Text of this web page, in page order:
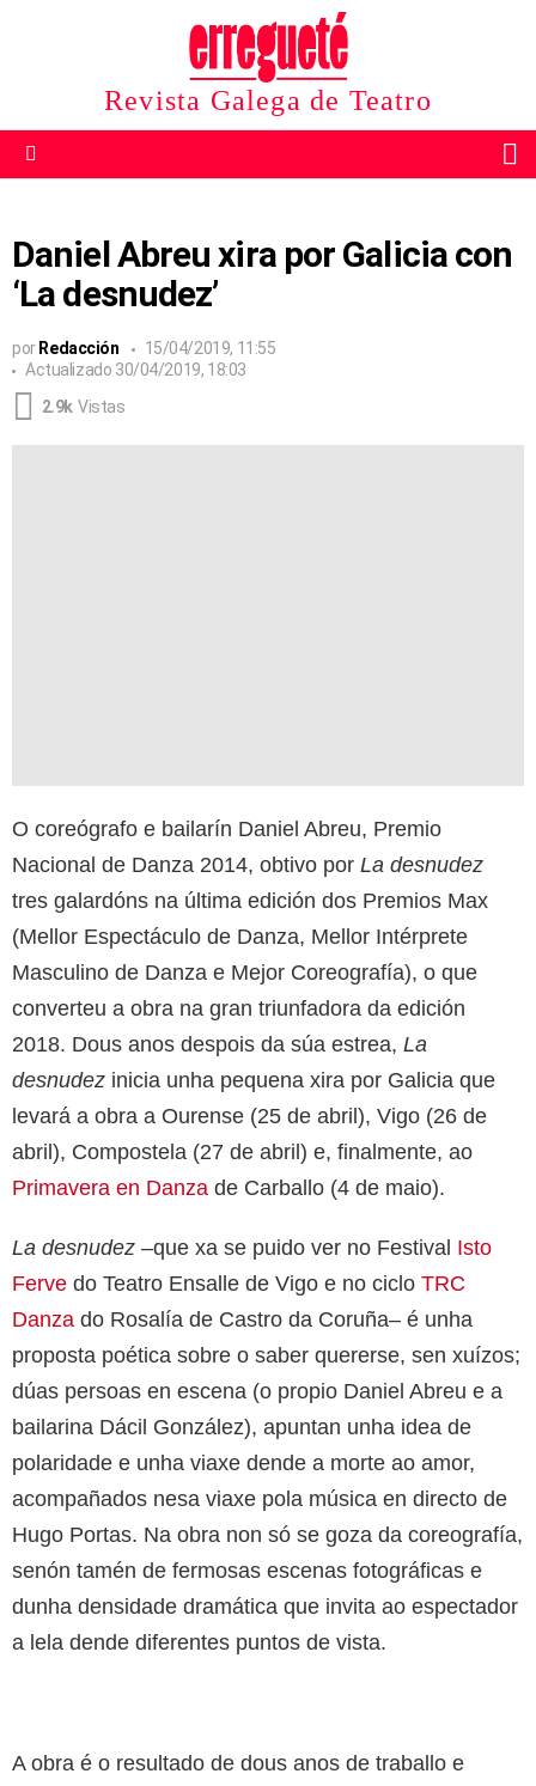
Revista Galega de Teatro
Daniel Abreu xira por Galicia con
‘La desnudez’
por Redacción
15/04/2019, 11:55
Actualizado 30/04/2019, 18:03
2.9k Vistas
O coreógrafo e bailarín Daniel Abreu, Premio
Nacional de Danza 2014, obtivo por La desnudez
tres galardóns na última edición dos Premios Max
(Mellor Espectáculo de Danza, Mellor Intérprete
Masculino de Danza e Mejor Coreografía), o que
converteu a obra na gran triunfadora da edición
2018. Dous anos despois da súa estrea, La
desnudez inicia unha pequena xira por Galicia que
levará a obra a Ourense (25 de abril), Vigo (26 de
abril), Compostela (27 de abril) e, finalmente, ao
Primavera en Danza de Carballo (4 de maio).
La desnudez –que xa se puido ver no Festival Isto
Ferve do Teatro Ensalle de Vigo e no ciclo TRC
Danza do Rosalía de Castro da Coruña– é unha
proposta poética sobre o saber quererse, sen xuízos;
dúas persoas en escena (o propio Daniel Abreu e a
bailarina Dácil González), apuntan unha idea de
polaridade e unha viaxe dende a morte ao amor,
acompañados nesa viaxe pola música en directo de
Hugo Portas. Na obra non só se goza da coreografía,
senón tamén de fermosas escenas fotográficas e
dunha densidade dramática que invita ao espectador
a lela dende diferentes puntos de vista.
A obra é o resultado de dous anos de traballo e